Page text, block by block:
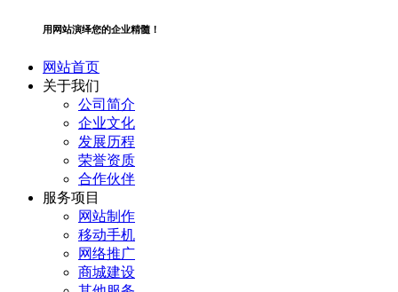
用网站演绎您的企业精髓！
网站首页
关于我们
公司简介
企业文化
发展历程
荣誉资质
合作伙伴
服务项目
网站制作
移动手机
网络推广
商城建设